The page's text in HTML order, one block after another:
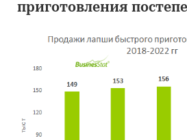
приготовления